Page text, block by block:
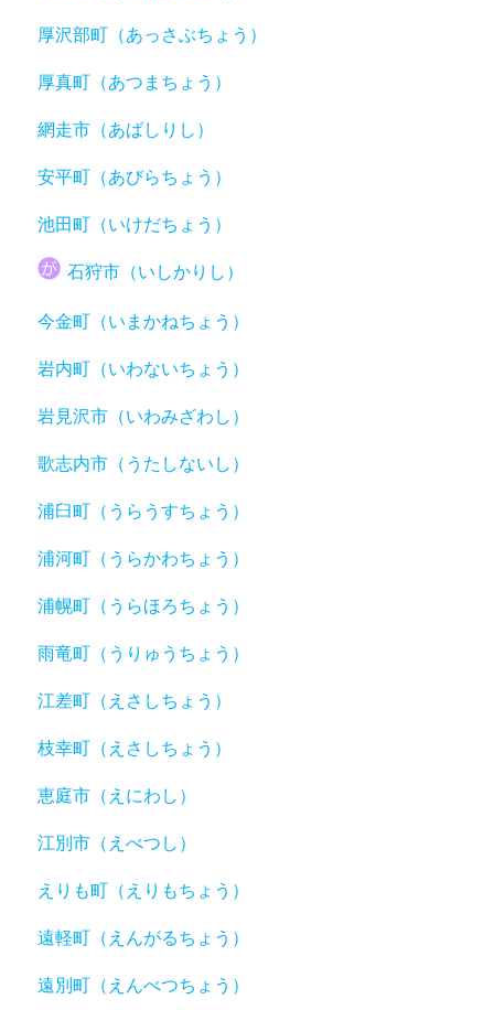
厚沢部町（あっさぶちょう）
厚真町（あつまちょう）
網走市（あばしりし）
安平町（あびらちょう）
池田町（いけだちょう）
石狩市（いしかりし）
今金町（いまかねちょう）
岩内町（いわないちょう）
岩見沢市（いわみざわし）
歌志内市（うたしないし）
浦臼町（うらうすちょう）
浦河町（うらかわちょう）
浦幌町（うらほろちょう）
雨竜町（うりゅうちょう）
江差町（えさしちょう）
枝幸町（えさしちょう）
恵庭市（えにわし）
江別市（えべつし）
えりも町（えりもちょう）
遠軽町（えんがるちょう）
遠別町（えんべつちょう）